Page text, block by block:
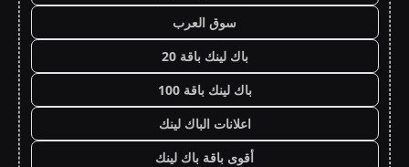
سوق العرب
باك لينك باقة 20
باك لينك باقة 100
اعلانات الباك لينك
أقوى باقة باك لينك